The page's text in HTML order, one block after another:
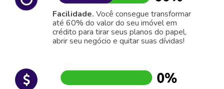
Facilidade. Você consegue transformar
até 60% do valor do seu imóvel em
crédito para tirar seus planos do papel,
abrir seu negócio e quitar suas dívidas!